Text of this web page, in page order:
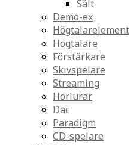
Sålt
Demo-ex
Högtalarelement
Högtalare
Förstärkare
Skivspelare
Streaming
Hörlurar
Dac
Paradigm
CD-spelare